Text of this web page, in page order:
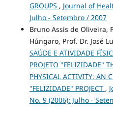
GROUPS , Journal of
Julho - Setembro / 2007
Bruno Assis de Oliveira,
Húngaro, Prof. Dr. José
SAÚDE E ATIVIDADE
PROJETO "FELIZIDADE"
PHYSICAL ACTIVITY: AN
"FELIZIDADE" PROJECT ,
No. 9 (2006): Julho -